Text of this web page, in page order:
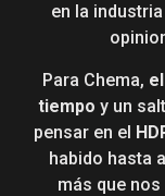
en la
Para Chema,
tiempo y un
pensar en el
habido hasta
más que nos